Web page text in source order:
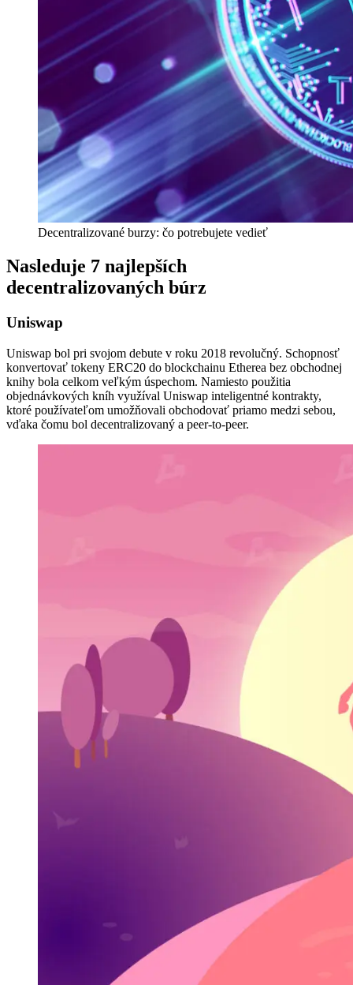
Decentralizované burzy: čo potrebujete vedieť
Nasleduje 7 najlepších
decentralizovaných búrz
Uniswap
Uniswap bol pri svojom debute v roku 2018 revolučný. Schopnosť
konvertovať tokeny ERC20 do blockchainu Etherea bez obchodnej
knihy bola celkom veľkým úspechom. Namiesto použitia
objednávkových kníh využíval Uniswap inteligentné kontrakty,
ktoré používateľom umožňovali obchodovať priamo medzi sebou,
vďaka čomu bol decentralizovaný a peer-to-peer.